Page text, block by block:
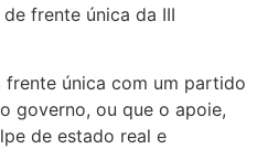
frente única da III
frente única com um partido
governo, ou que o apoie,
de estado real e